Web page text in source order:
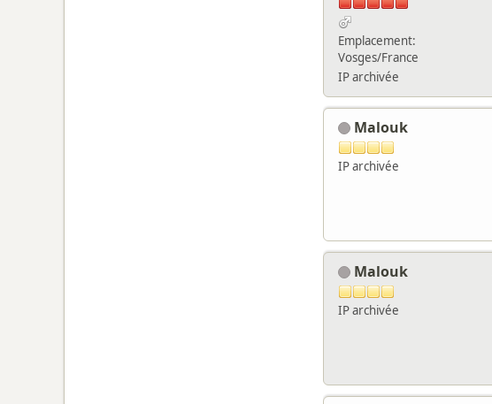
Emplacement:
Vosges/France
IP archivée
Malouk
IP archivée
Malouk
IP archivée